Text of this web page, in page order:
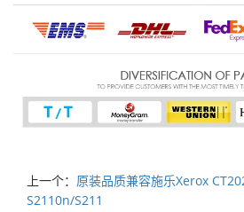
上一个： 原装品质兼容施乐Xerox
S2110n/S211